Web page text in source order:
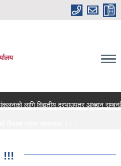
लागि विद्युतीय दरभाउपत्र आब्हान
सरुवा सम्बन्धमा ।।।
!!!